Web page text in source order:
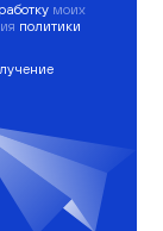
моих
политики